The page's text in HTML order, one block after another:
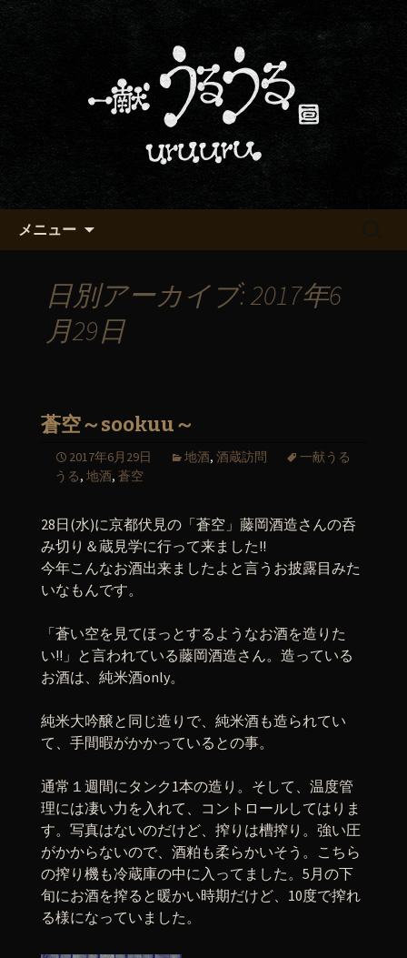
京都・五条でおいしい地酒が飲
める「一献うるうる」のブロ
京都・五条烏丸の町屋居酒屋「一献う
るうる」からのお知らせ
メニュー
日別アーカイブ: 2017年6
月29日
蒼空～sookuu～
2017年6月29日 地酒, 酒蔵訪問
一献うる
うる, 地酒, 蒼空
28日(水)に京都伏見の「蒼空」藤岡酒造さんの呑
み切り＆蔵見学に行って来ました!!
今年こんなお酒出来ましたよと言うお披露目みた
いなもんです。
「蒼い空を見てほっとするようなお酒を造りた
い!!」と言われている藤岡酒造さん。造っている
お酒は、純米酒only。
純米大吟醸と同じ造りで、純米酒も造られてい
て、手間暇がかかっているとの事。
通常１週間にタンク1本の造り。そして、温度管
理には凄い力を入れて、コントロールしてはりま
す。写真はないのだけど、搾りは槽搾り。強い圧
がかからないので、酒粕も柔らかいそう。こちら
の搾り機も冷蔵庫の中に入ってました。5月の下
旬にお酒を搾ると暖かい時期だけど、10度で搾れ
る様になっていました。